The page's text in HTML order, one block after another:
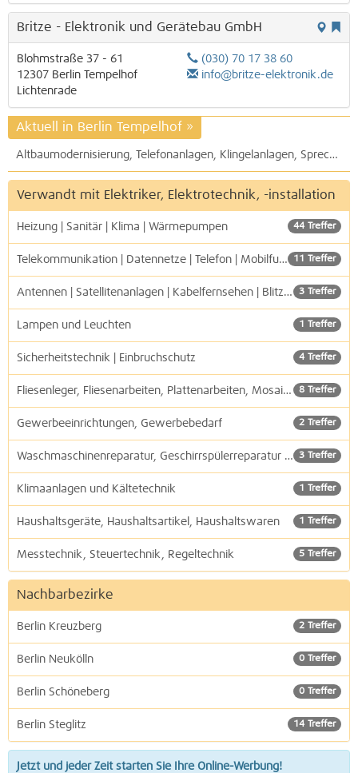
Britze - Elektronik und Gerätebau GmbH
Blohmstraße 37 - 61
12307 Berlin Tempelhof
Lichtenrade
(030) 70 17 38 60
info@britze-elektronik.de
Aktuell in Berlin Tempelhof »
Altbaumodernisierung, Telefonanlagen, Klingelanlagen, Sprechanlagen, Datentechnik, Netzwerktechnik, Antennen- / Kabel- / Satelliten - Empfangsanlagen: R.S. Elektrobau GmbH
Verwandt mit Elektriker, Elektrotechnik, -installation
44 Treffer
Heizung | Sanitär | Klima | Wärmepumpen
11 Treffer
Telekommunikation | Datennetze | Telefon | Mobilfunk
3 Treffer
Antennen | Satellitenanlagen | Kabelfernsehen | Blitzschutz
1 Treffer
Lampen und Leuchten
4 Treffer
Sicherheitstechnik | Einbruchschutz
8 Treffer
Fliesenleger, Fliesenarbeiten, Plattenarbeiten, Mosaikgestaltung
2 Treffer
Gewerbeeinrichtungen, Gewerbebedarf
3 Treffer
Waschmaschinenreparatur, Geschirrspülerreparatur und Kühlschrankreparatur
1 Treffer
Klimaanlagen und Kältetechnik
1 Treffer
Haushaltsgeräte, Haushaltsartikel, Haushaltswaren
5 Treffer
Messtechnik, Steuertechnik, Regeltechnik
Nachbarbezirke
2 Treffer
Berlin Kreuzberg
0 Treffer
Berlin Neukölln
0 Treffer
Berlin Schöneberg
14 Treffer
Berlin Steglitz
Jetzt und jeder Zeit starten Sie Ihre Online-Werbung!